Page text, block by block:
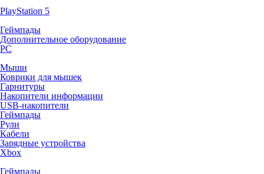
PlayStation 5
Геймпады
Дополнительное оборудование
PC
Мыши
Коврики для мышек
Гарнитуры
Накопители информации
USB-накопители
Геймпады
Рули
Кабели
Зарядные устройства
Xbox
Геймпады